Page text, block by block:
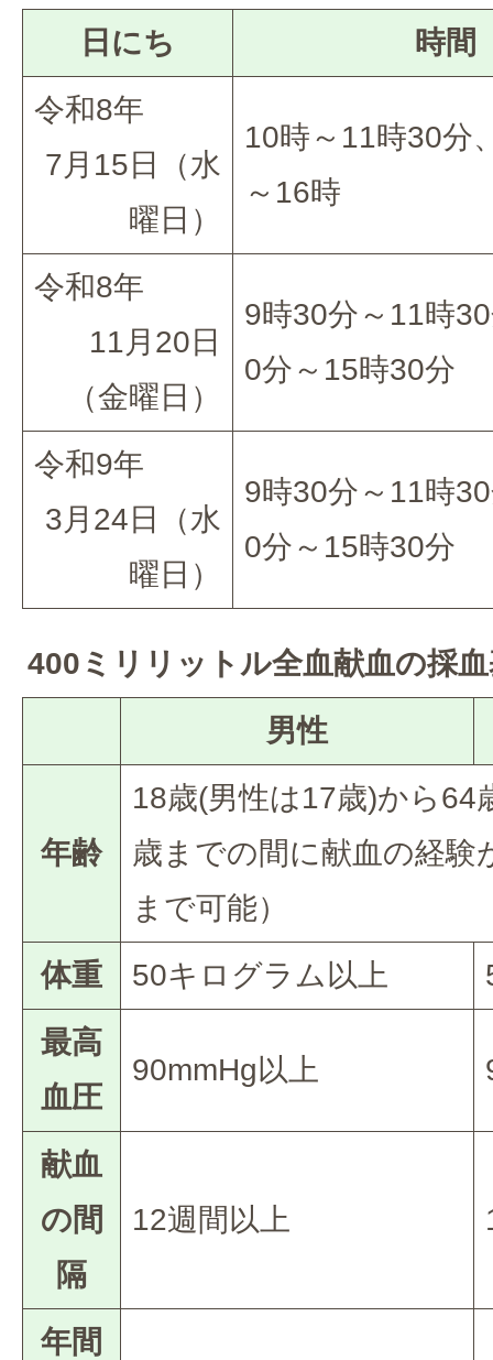
日にち
時間
令和8年
7月15日（水
曜日）
10時～11時30分
～16時
令和8年
11月20日
（金曜日）
9時30分～11時
0分～15時30分
令和9年
3月24日（水
曜日）
9時30分～11時
0分～15時30分
400ミリリットル全血献血の採
男性
年齢
18歳(男性は17歳)から64
歳までの間に献血の経験
まで可能）
体重
50キログラム以上
最高
血圧
90mmHg以上
献血
の間
隔
12週間以上
年間